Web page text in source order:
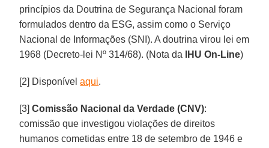
princípios da Doutrina de Segurança Nacional foram
formulados dentro da ESG, assim como o Serviço
Nacional de Informações (SNI). A doutrina virou lei em
1968 (Decreto-lei Nº 314/68). (Nota da
IHU On-Line)
[2] Disponívelaqui.
[3]Comissão Nacional da Verdade (CNV):
comissão que investigou violações de direitos
humanos cometidas entre 18 de setembro de 1946 e